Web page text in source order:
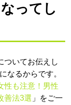
ってし
ついてお伝えし
なるからです。
性も注意！男性
善法3選 」をご一